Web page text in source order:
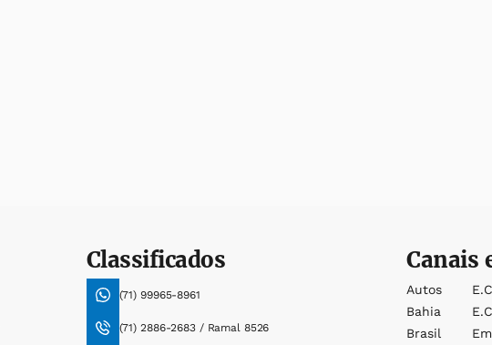
Classificados
(71) 99965-8961
(71) 2886-2683 / Ramal 8526
Canais
Autos
Bahia
Brasil